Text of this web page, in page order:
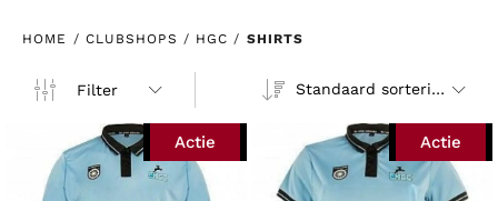
HOME / CLUBSHOPS / HGC / SHIRTS
Filter Standaard sortering
Actie Actie